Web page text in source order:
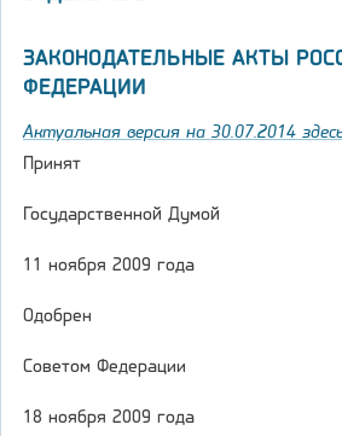
ЗАКОНОДАТЕЛЬНЫЕ АКТЫ
ФЕДЕРАЦИИ
Актуальная версия на 30.07.2014
Принят
Государственной Думой
11 ноября 2009 года
Одобрен
Советом Федерации
18 ноября 2009 года